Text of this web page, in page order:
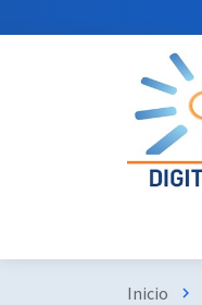
Inicio chevron_right